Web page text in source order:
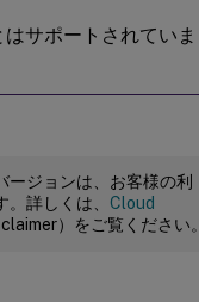
サポートされていま
ージョンは、お客様の利
詳しくは、 Cloud
）をご覧ください。